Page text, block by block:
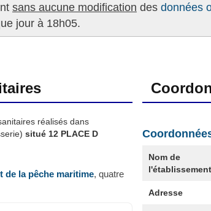
sans aucune modification des données
jour à 18h05.
réalisés dans
situé 12 PLACE D
de la pêche maritime, quatre
Nom de
l'établissement
Adresse